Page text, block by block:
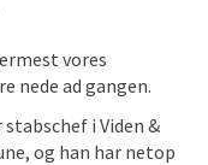
vores
nede ad gangen.
i Viden &
og han har netop